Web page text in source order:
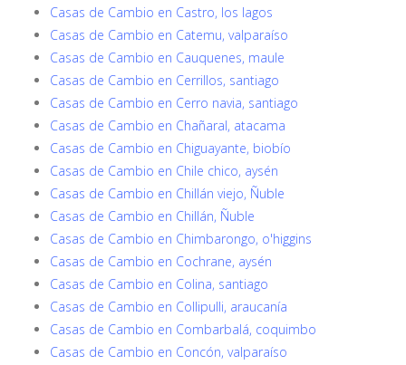
Casas de Cambio en Castro, los lagos
Casas de Cambio en Catemu, valparaíso
Casas de Cambio en Cauquenes, maule
Casas de Cambio en Cerrillos, santiago
Casas de Cambio en Cerro navia, santiago
Casas de Cambio en Chañaral, atacama
Casas de Cambio en Chiguayante, biobío
Casas de Cambio en Chile chico, aysén
Casas de Cambio en Chillán viejo, Ñuble
Casas de Cambio en Chillán, Ñuble
Casas de Cambio en Chimbarongo, o'higgins
Casas de Cambio en Cochrane, aysén
Casas de Cambio en Colina, santiago
Casas de Cambio en Collipulli, araucanía
Casas de Cambio en Combarbalá, coquimbo
Casas de Cambio en Concón, valparaíso